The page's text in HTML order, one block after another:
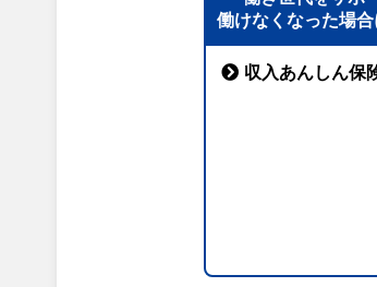
働けなくなった場
収入あんしん保